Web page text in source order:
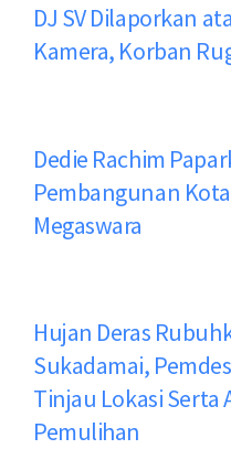
DJ SV Dilaporkan
Kamera, Korban
Dedie Rachim
Pembangunan
Megaswara
Hujan Deras
Sukadamai,
Tinjau Lokasi Serta
Pemulihan